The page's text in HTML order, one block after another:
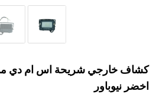
اخضر نيوباور